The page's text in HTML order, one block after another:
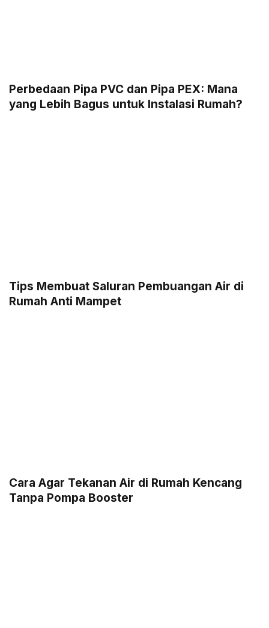
Perbedaan Pipa PVC dan Pipa PEX: Mana
yang Lebih Bagus untuk Instalasi Rumah?
Tips Membuat Saluran Pembuangan Air di
Rumah Anti Mampet
Cara Agar Tekanan Air di Rumah Kencang
Tanpa Pompa Booster